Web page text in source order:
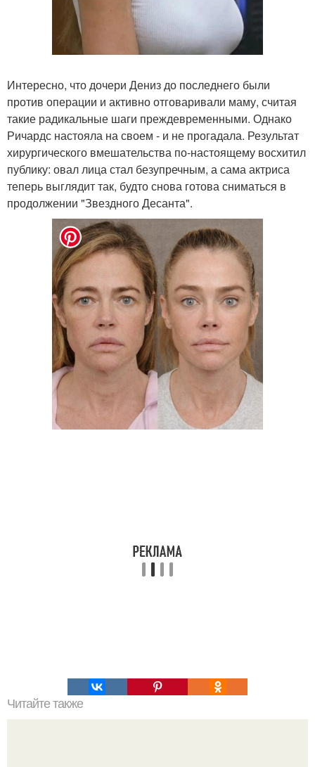
Интересно, что дочери Дениз до последнего были
против операции и активно отговаривали маму, считая
такие радикальные шаги преждевременными. Однако
Ричардс настояла на своем - и не прогадала. Результат
хирургического вмешательства по-настоящему восхитил
публику: овал лица стал безупречным, а сама актриса
теперь выглядит так, будто снова готова сниматься в
продолжении "Звездного Десанта".
Читайте также